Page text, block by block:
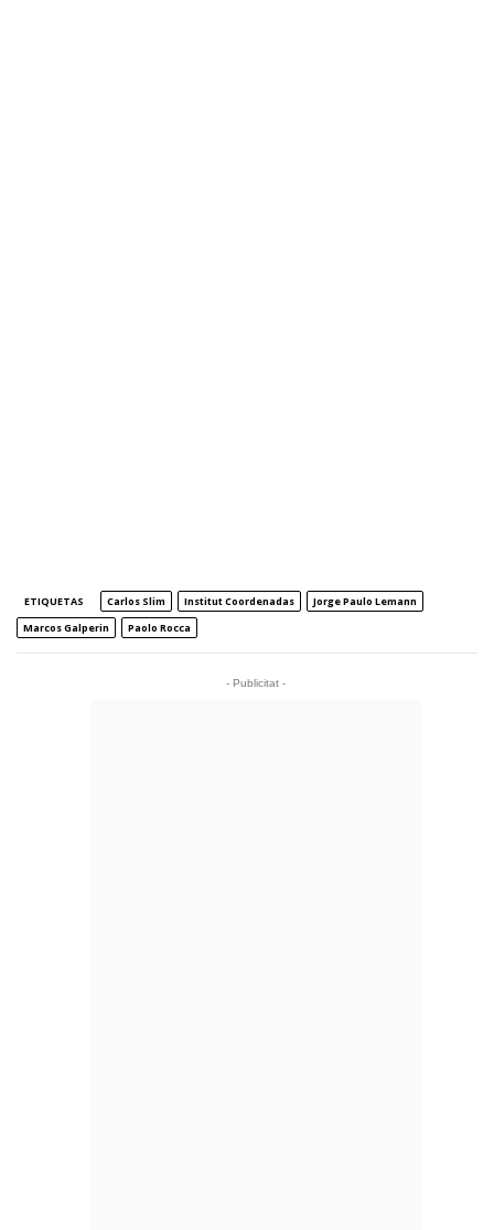
ETIQUETAS Carlos Slim Institut Coordenadas
Jorge Paulo Lemann
Marcos Galperin
Paolo Rocca
- Publicitat -